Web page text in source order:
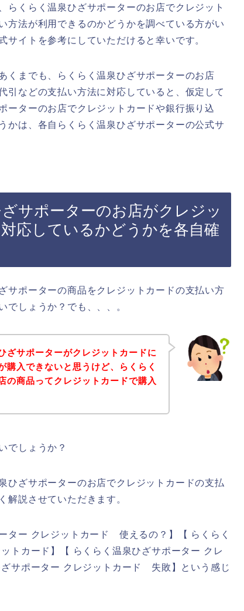
らくらく温泉ひざサポーターのお店でクレジット
方法が利用できるのかどうかを調べている方がい
サイトを参考にしていただけると幸いです。
くまでも、らくらく温泉ひざサポーターのお店
引などの支払い方法に対応していると、仮定して
ーターのお店でクレジットカードや銀行振り込
かは、各自らくらく温泉ひざサポーターの公式サ
サポーターのお店がクレジッ
応しているかどうかを各自確
サポーターの商品をクレジットカードの支払い方
でしょうか？でも、、、。
ざサポーターがクレジットカードに
購入できないと思うけど、らくらく
の商品ってクレジットカードで購入
でしょうか？
ひざサポーターのお店でクレジットカードの支払
解説させていただきます。
ター クレジットカード 使えるの？】【 らくらく
トカード】【 らくらく温泉ひざサポーター クレ
サポーター クレジットカード 失敗】という感じ